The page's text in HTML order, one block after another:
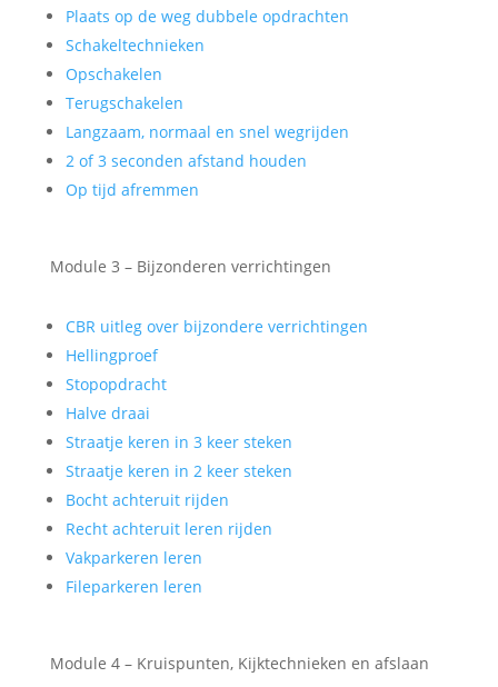
Plaats op de weg dubbele opdrachten
Schakeltechnieken
Opschakelen
Terugschakelen
Langzaam, normaal en snel wegrijden
2 of 3 seconden afstand houden
Op tijd afremmen
Module 3 – Bijzonderen verrichtingen
CBR uitleg over bijzondere verrichtingen
Hellingproef
Stopopdracht
Halve draai
Straatje keren in 3 keer steken
Straatje keren in 2 keer steken
Bocht achteruit rijden
Recht achteruit leren rijden
Vakparkeren leren
Fileparkeren leren
Module 4 – Kruispunten, Kijktechnieken en afslaan